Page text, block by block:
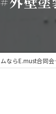
名古屋